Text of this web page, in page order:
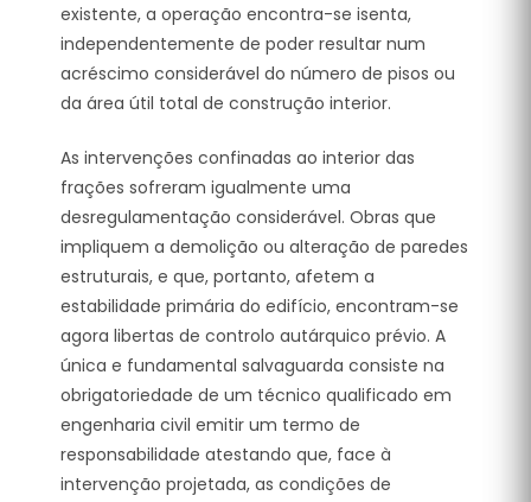
existente, a operação encontra-se isenta,
independentemente de poder resultar num
acréscimo considerável do número de pisos ou
da área útil total de construção interior.
As intervenções confinadas ao interior das
frações sofreram igualmente uma
desregulamentação considerável. Obras que
impliquem a demolição ou alteração de paredes
estruturais, e que, portanto, afetem a
estabilidade primária do edifício, encontram-se
agora libertas de controlo autárquico prévio. A
única e fundamental salvaguarda consiste na
obrigatoriedade de um técnico qualificado em
engenharia civil emitir um termo de
responsabilidade atestando que, face à
intervenção projetada, as condições de